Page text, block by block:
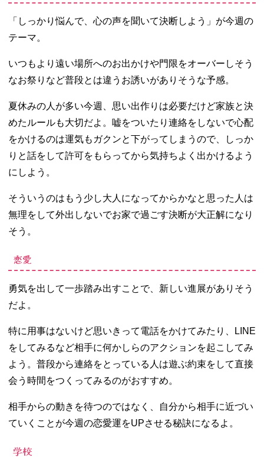
「しっかり悩んで、心の声を聞いて決断しよう」が今週の
テーマ。
いつもより遠い場所へのお出かけや門限をオーバーしそう
なお祭りなど普段とは違うお誘いがありそうな予感。
夏休みの人が多い今週、思い出作りは必要だけど家族と決
めたルールも大切だよ。嘘をついたり連絡をしないで心配
をかけるのは運気もガクンと下がってしまうので、しっか
りと話をして許可をもらってから気持ちよく出かけるよう
にしよう。
そういうのはもう少し大人になってからかなと思った人は
無理をして外出しないでお家で過ごす決断が大正解になり
そう。
恋愛
勇気を出して一歩踏み出すことで、新しい進展がありそう
だよ。
特に用事はないけど思いきって電話をかけてみたり、LINE
をしてみるなど相手に何かしらのアクションを起こしてみ
よう。普段から連絡をとっている人は遊ぶ約束をして直接
会う時間をつくってみるのがおすすめ。
相手からの動きを待つのではなく、自分から相手に近づい
ていくことが今週の恋愛運をUPさせる秘訣になるよ。
学校